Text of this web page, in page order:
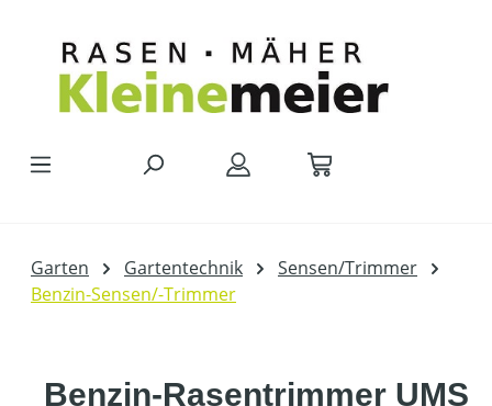
Garten Gartentechnik
Sensen/Trimmer
Benzin-Sensen/-Trimmer
Benzin-Rasentrimmer UMS